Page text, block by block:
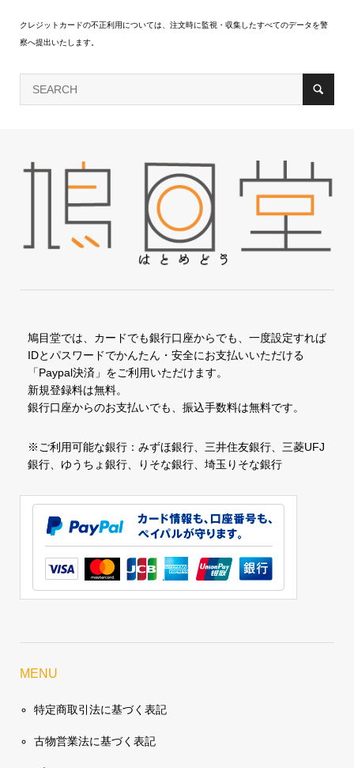
クレジットカードの不正利用については、注文時に監視・収集したすべてのデータを警
察へ提出いたします。
鳩目堂では、カードでも銀行口座からでも、一度設定すれば
IDとパスワードでかんたん・安全にお支払いいただける
「Paypal決済」をご利用いただけます。
新規登録料は無料。
銀行口座からのお支払いでも、振込手数料は無料です。
※ご利用可能な銀行：みずほ銀行、三井住友銀行、三菱UFJ
銀行、ゆうちょ銀行、りそな銀行、埼玉りそな銀行
MENU
特定商取引法に基づく表記
古物営業法に基づく表記